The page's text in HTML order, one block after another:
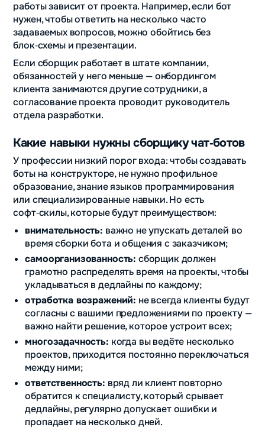
работы зависит от проекта. Например, если бот
нужен, чтобы ответить на несколько часто
задаваемых вопросов, можно обойтись без
блок‑схемы и презентации.
Если сборщик работает в штате компании,
обязанностей у него меньше — онбордингом
клиента занимаются другие сотрудники, а
согласование проекта проводит руководитель
отдела разработки.
Какие навыки нужны сборщику чат‑ботов
У профессии низкий порог входа: чтобы создавать
боты на конструкторе, не нужно профильное
образование, знание языков программирования
или специализированные навыки. Но есть
софт‑скилы, которые будут преимуществом:
внимательность: важно не упускать деталей во
время сборки бота и общения с заказчиком;
самоорганизованность: сборщик должен
грамотно распределять время на проекты, чтобы
укладываться в дедлайны по каждому;
отработка возражений: не всегда клиенты будут
согласны с вашими предложениями по проекту —
важно найти решение, которое устроит всех;
многозадачность: когда вы ведёте несколько
проектов, приходится постоянно переключаться
между ними;
ответственность: вряд ли клиент повторно
обратится к специалисту, который срывает
дедлайны, регулярно допускает ошибки и
пропадает на несколько дней.